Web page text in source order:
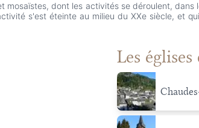
mosaïstes, dont les activités se déroulent, dans
s'est éteinte au milieu du XXe siècle, et
Les